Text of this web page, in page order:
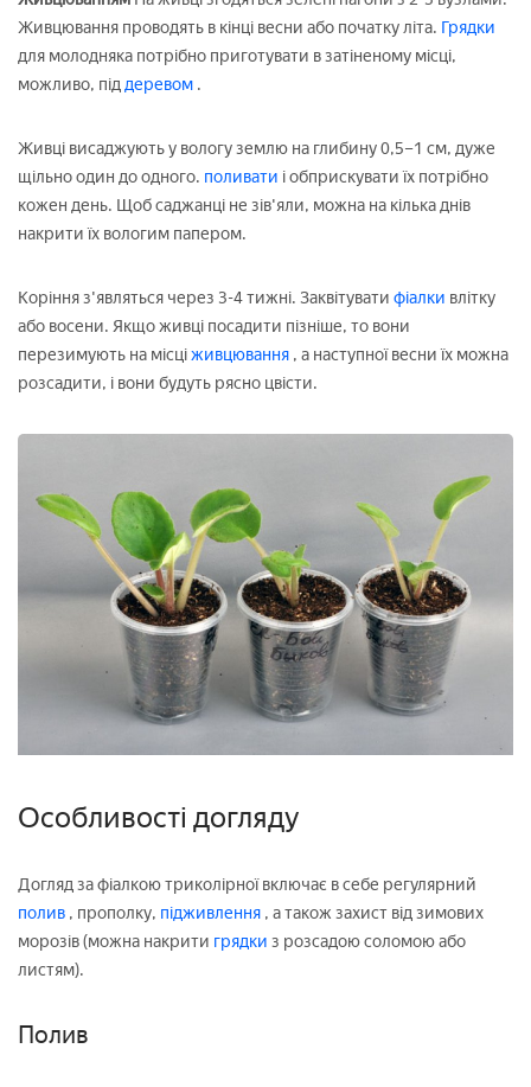
Живцювання проводять в кінці весни або початку літа. Грядки
для молодняка потрібно приготувати в затіненому місці,
можливо, піддеревом .
Живці висаджують у вологу землю на глибину 0,5–1 см, дуже
щільно один до одного. поливати і обприскувати їх потрібно
кожен день. Щоб саджанці не зів'яли, можна на кілька днів
накрити їх вологим папером.
Коріння з'являться через 3-4 тижні. Заквітувати фіалки влітку
або восени. Якщо живці посадити пізніше, то вони
перезимують на місціживцювання , а наступної весни їх можна
розсадити, і вони будуть рясно цвісти.
Особливості догляду
Догляд за фіалкою триколірної включає в себе регулярний
полив , прополку, підживлення , а також захист від зимових
морозів (можна накрити грядки з розсадою соломою або
листям).
Полив